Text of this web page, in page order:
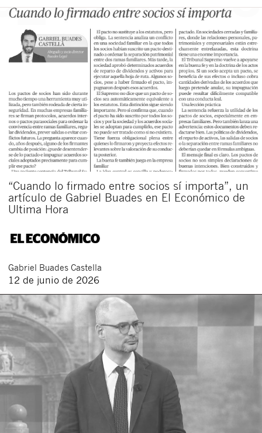
“Cuando lo firmado entre socios sí importa”, un
artículo de Gabriel Buades en El Económico de
Ultima Hora
Gabriel Buades Castella
12 de junio de 2026